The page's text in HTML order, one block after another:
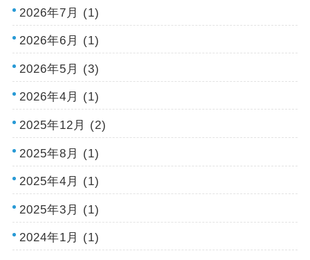
2026年7月 (1)
2026年6月 (1)
2026年5月 (3)
2026年4月 (1)
2025年12月 (2)
2025年8月 (1)
2025年4月 (1)
2025年3月 (1)
2024年1月 (1)